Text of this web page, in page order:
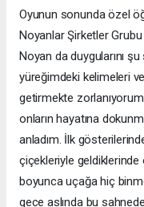
Oyunun sonunda özel
Noyanlar Şirketler
Noyan da duygularını
yüreğimdeki kelimeleri
getirmekte
onların hayatına
anladım. İlk
çiçekleriyle geldiklerinde
boyunca uçağa hiç
gece aslında bu